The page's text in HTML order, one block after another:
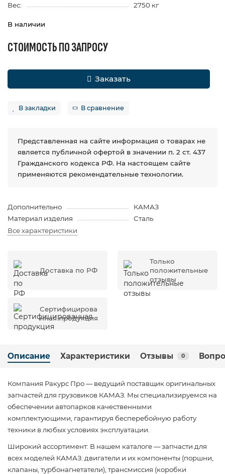
Вес:
2750 кг
В наличии
СТОИМОСТЬ ПО ЗАПРОСУ
Заказать
В закладки В сравнение
Представленная на сайте информация о товарах не
является публичной офертой в значении п. 2 ст. 437
Гражданского кодекса РФ. На настоящем сайте
применяются рекомендательные технологии.
Дополнительно
КАМАЗ
Материал изделия
Сталь
Все характеристики
Доставка по РФ
Только
положительные
отзывы
Сертифицирова
нная продукция
Описание Характеристики Отзывы 0
Компания Ракурс Про — ведущий поставщик оригинальных
запчастей для грузовиков КАМАЗ. Мы специализируемся на
обеспечении автопарков качественными
комплектующими, гарантируя бесперебойную работу
техники в любых условиях эксплуатации.
Широкий ассортимент: В нашем каталоге — запчасти для
всех моделей КАМАЗ: двигатели и их компоненты (поршни,
клапаны, турбонагнетатели), трансмиссия (коробки